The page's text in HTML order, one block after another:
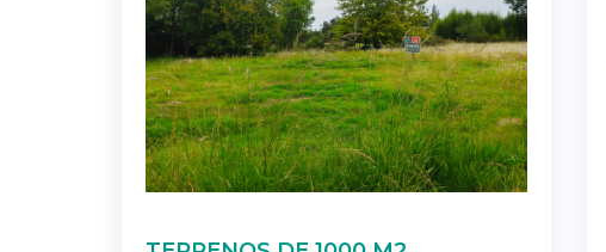
TERRENOS DE 1000 M2
U$S 38.000